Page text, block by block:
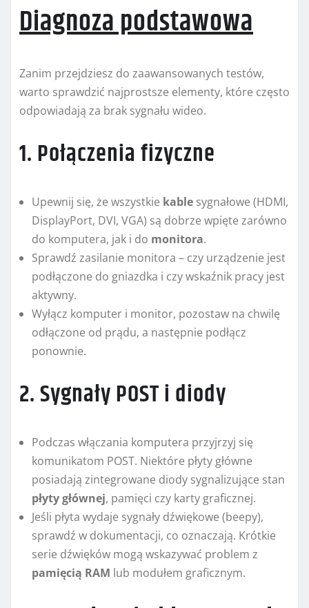
Diagnoza podstawowa
Zanim przejdziesz do zaawansowanych testów,
warto sprawdzić najprostsze elementy, które często
odpowiadają za brak sygnału wideo.
1. Połączenia fizyczne
Upewnij się, że wszystkie kable sygnałowe (HDMI,
DisplayPort, DVI, VGA) są dobrze wpięte zarówno
do komputera, jak i do monitora.
Sprawdź zasilanie monitora – czy urządzenie jest
podłączone do gniazdka i czy wskaźnik pracy jest
aktywny.
Wyłącz komputer i monitor, pozostaw na chwilę
odłączone od prądu, a następnie podłącz
ponownie.
2. Sygnały POST i diody
Podczas włączania komputera przyjrzyj się
komunikatom POST. Niektóre płyty główne
posiadają zintegrowane diody sygnalizujące stan
płyty głównej, pamięci czy karty graficznej.
Jeśli płyta wydaje sygnały dźwiękowe (beepy),
sprawdź w dokumentacji, co oznaczają. Krótkie
serie dźwięków mogą wskazywać problem z
pamięcią RAM lub modułem graficznym.